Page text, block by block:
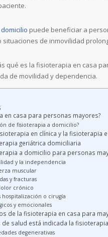
puede beneficiar a
situaciones de inmovilidad
qué es la fisioterapia en casa
de movilidad y dependencia.
en casa para personas mayores?
de fisioterapia a domicilio?
en clínica y la fisioterapia
geriátrica domiciliaria
a domicilio para personas
y la independencia
muscular
y fracturas
crónico
o cirugía
y emocionales
de la fisioterapia en casa para
de salud está indicada la
degenerativas